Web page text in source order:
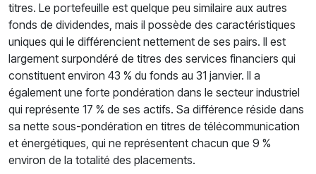
titres. Le portefeuille est quelque peu similaire aux autres
fonds de dividendes, mais il possède des caractéristiques
uniques qui le différencient nettement de ses pairs. Il est
largement surpondéré de titres des services financiers qui
constituent environ 43 % du fonds au 31 janvier. Il a
également une forte pondération dans le secteur industriel
qui représente 17 % de ses actifs. Sa différence réside dans
sa nette sous-pondération en titres de télécommunication
et énergétiques, qui ne représentent chacun que 9 %
environ de la totalité des placements.